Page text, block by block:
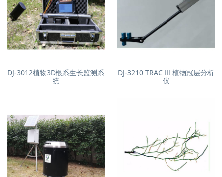
DJ-3012植物3D根系生长监测系
统
DJ-3210 TRAC Ⅲ 植物冠层分析
仪